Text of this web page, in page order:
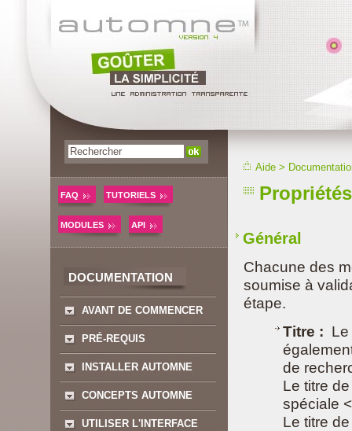
FAQ TUTORIELS
MODULES API
DOCUMENTATION
AVANT DE COMMENCER
PRÉ-REQUIS
INSTALLER AUTOMNE
CONCEPTS AUTOMNE
UTILISER L'INTERFACE
Aide >
Général
Chacune des
soumise à
étape.
Titre : Le
de
Le titre
spéciale
Le titre